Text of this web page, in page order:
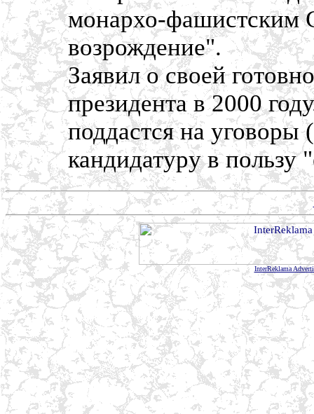
монархо-фашистским
возрождение".
Заявил о своей
президента в 2000
поддастся на уговоры
кандидатуру в пользу
InterReklama